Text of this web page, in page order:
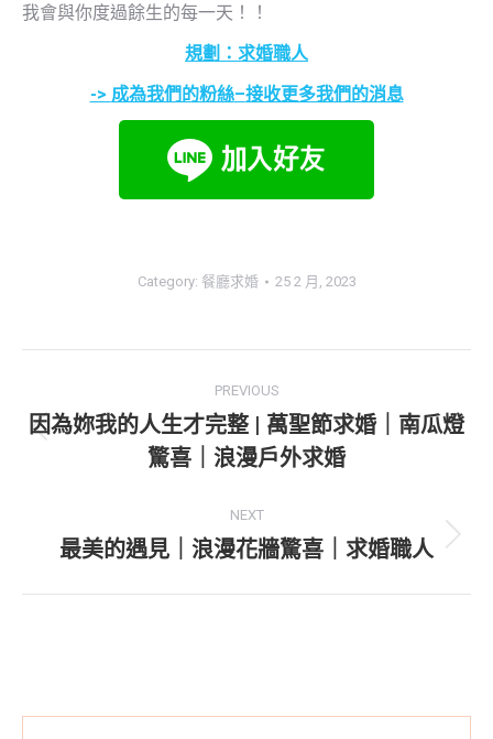
我會與你度過餘生的每一天！！
規劃：求婚職人
-> 成為我們的粉絲–接收更多我們的消息
Category: 餐廳求婚 25 2 月, 2023
navigation
PREVIOUS
Previous
project:
因為妳我的人生才完整 | 萬聖節求婚｜南瓜燈
驚喜｜浪漫戶外求婚
NEXT
Next
最美的遇見｜浪漫花牆驚喜｜求婚職人